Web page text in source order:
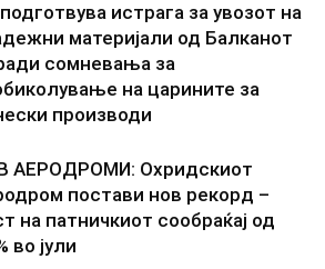
истрага за увозот на
материјали од Балканот
сомневања за
на царините за
производи
АЕРОДРОМИ: Охридскиот
постави нов рекорд –
на патничкиот сообраќај од
во јули